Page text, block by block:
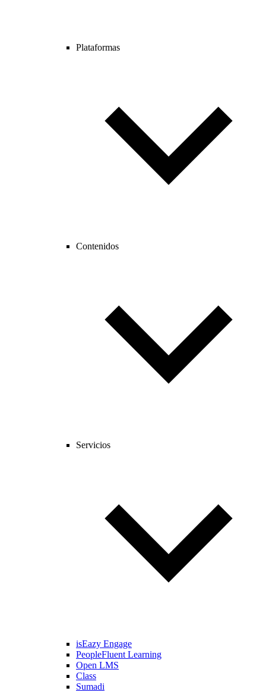
Plataformas
Contenidos
Servicios
isEazy Engage
PeopleFluent Learning
Open LMS
Class
Sumadi